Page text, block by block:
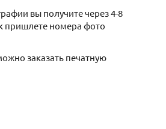
вы получите через 4-8
пришлете номера фото
заказать печатную